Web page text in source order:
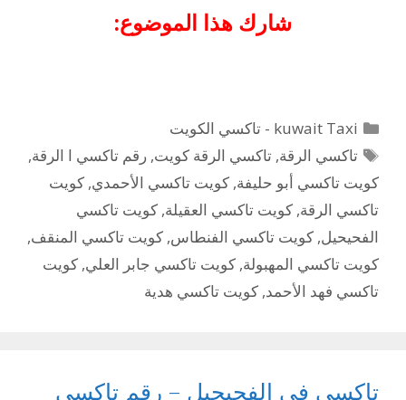
شارك هذا الموضوع:
التصنيفات
kuwait Taxi - تاكسي الكويت
الوسوم
تاكسي الرقة,تاكسي الرقة كويت,رقم تاكسي ا الرقة,
كويت تاكسي أبو حليفة, كويت تاكسي الأحمدي, كويت
تاكسي الرقة, كويت تاكسي العقيلة, كويت تاكسي
الفحيحيل, كويت تاكسي الفنطاس, كويت تاكسي المنقف,
كويت تاكسي المهبولة, كويت تاكسي جابر العلي, كويت
تاكسي فهد الأحمد, كويت تاكسي هدية
تاكسي في الفحيحيل – رقم تاكسي